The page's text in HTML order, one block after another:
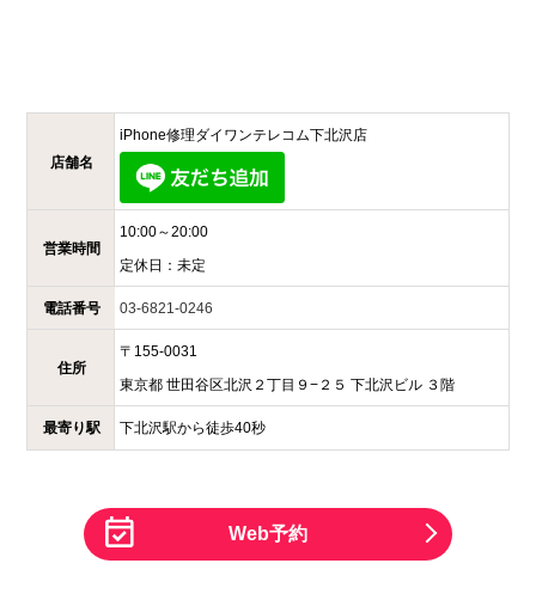
店舗名
iPhone修理ダイワンテレコム下北沢店
営業時間
10:00～20:00
定休日： 未定
電話番号 03-6821-0246
住所
〒 155-0031
東京都 世田谷区北沢２丁目９−２５ 下北沢ビル ３階
最寄り駅 下北沢駅から徒歩40秒
Web予約